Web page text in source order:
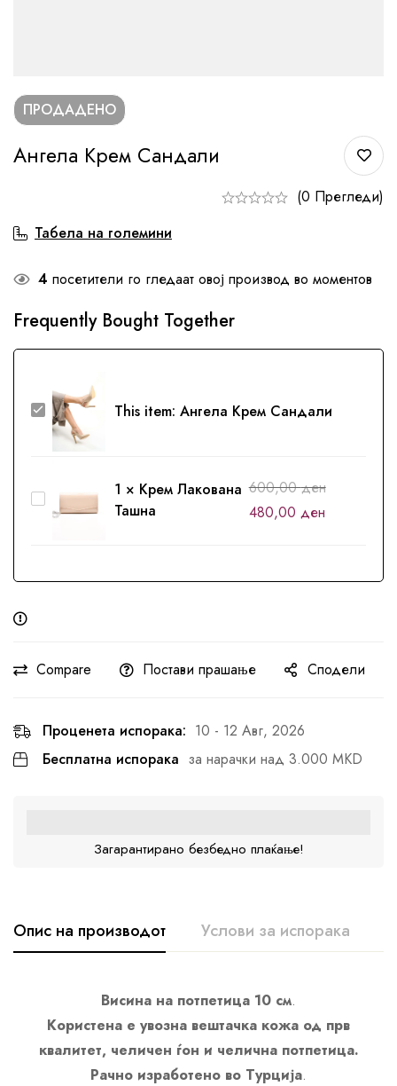
ПРОДАДЕНО
Ангела Крем Сандали
(0 Прегледи)
Табела на големини
4 посетители го гледаат овој производ во моментов
Frequently Bought Together
Ангела
Крем
This item: Ангела Крем Сандали
Крем
Лакована
1 × Крем Лакована
Ташна
600,00ден
480,00 ден
Compare Постави прашање Сподели
Проценета испорака: 10 - 12 Авг, 2026
Бесплатна испорака за нарачки над 3.000 MKD
Загарантирано безбедно плаќање!
Опис на производот Услови за испорака
Висина на потпетица 10 см.
Користена е увозна вештачка кожа од прв
квалитет, челичен ѓон и челична потпетица.
Рачно изработено во Турција.